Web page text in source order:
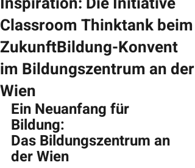
Classroom Thinktank beim
ZukunftBildung-Konvent
im Bildungszentrum an der
Wien
Ein Neuanfang für
Bildung:
Das Bildungszentrum an
der Wien